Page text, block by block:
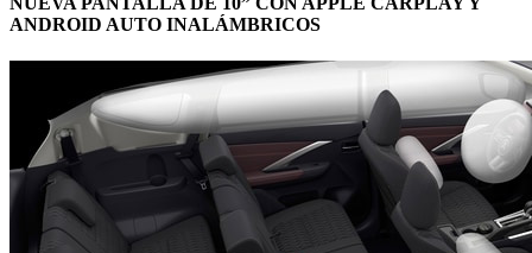
ANDROID AUTO INALÁMBRICOS